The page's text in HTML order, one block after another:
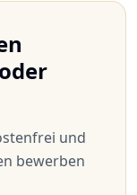
und
bewerben